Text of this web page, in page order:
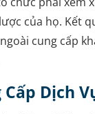
của họ. Kết
cung cấp
Dịch